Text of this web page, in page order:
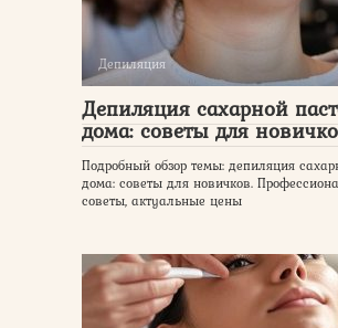
Депиляция
Депиляция сахарной
дома: советы для
Подробный обзор темы: депиляция
дома: советы для новичков.
советы, актуальные цены